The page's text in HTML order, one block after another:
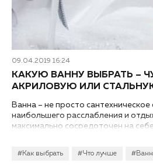
09.04.2019 16:24
#Как выбрать #Что лучше
КАКУЮ ВАННУ ВЫБРАТЬ –
АКРИЛОВУЮ ИЛИ
Ванна – не просто
наибольшего расслабления и
максимально сосредоточен на
или стальную?